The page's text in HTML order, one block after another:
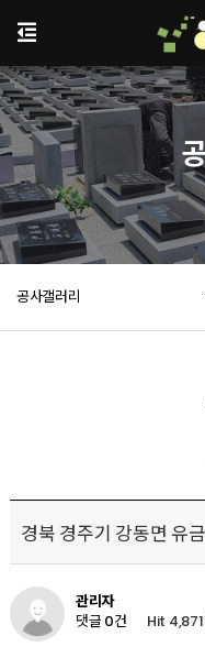
공사갤러리
경북 경주기 강동면 유
관리자
댓글 0건
Hit 4,871